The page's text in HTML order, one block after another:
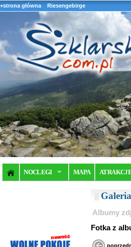
+strona główna Riesengebirge
NOCLEGI MAPA
Albumy